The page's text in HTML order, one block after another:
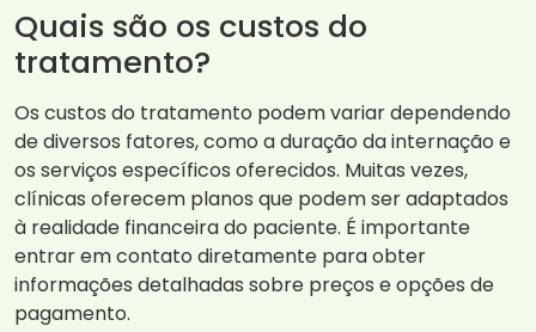
Quais são os custos do
tratamento?
Os custos do tratamento podem variar dependendo
de diversos fatores, como a duração da internação e
os serviços específicos oferecidos. Muitas vezes,
clínicas oferecem planos que podem ser adaptados
à realidade financeira do paciente. É importante
entrar em contato diretamente para obter
informações detalhadas sobre preços e opções de
pagamento.